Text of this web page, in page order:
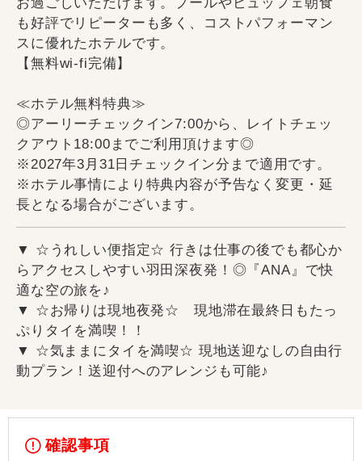
も好評でリピーターも多く、コストパフォーマン
スに優れたホテルです。
【無料wi-fi完備】
≪ホテル無料特典≫
◎アーリーチェックイン7:00から、レイトチェッ
クアウト18:00までご利用頂けます◎
※2027年3月31日チェックイン分まで適用です。
※ホテル事情により特典内容が予告なく変更・延
長となる場合がございます。
▼ ☆うれしい便指定☆ 行きは仕事の後でも都心か
らアクセスしやすい羽田深夜発！◎『ANA』で快
適な空の旅を♪
▼ ☆お帰りは現地夜発☆ 現地滞在最終日もたっ
ぷりタイを満喫！！
▼ ☆気ままにタイを満喫☆ 現地送迎なしの自由行
動プラン！送迎付へのアレンジも可能♪
確認事項